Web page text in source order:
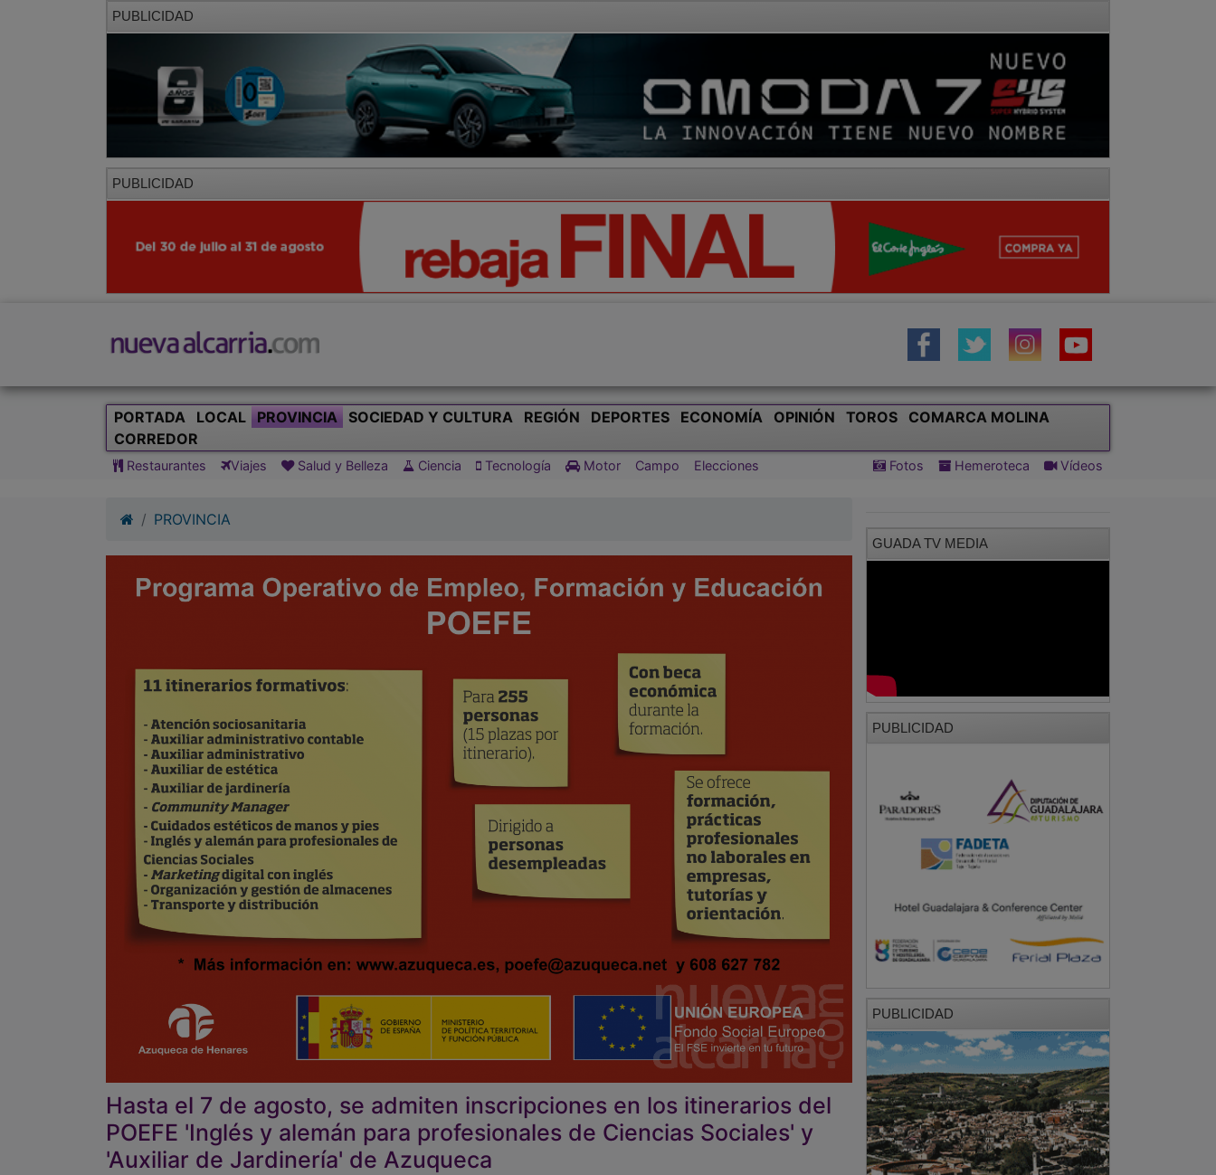
PUBLICIDAD
PUBLICIDAD
PORTADA LOCAL PROVINCIA SOCIEDAD Y CULTURA REGIÓN DEPORTES ECONOMÍA OPINIÓN TOROS
COMARCA MOLINA
CORREDOR
Restaurantes Viajes Salud y Belleza Ciencia Tecnología Motor Campo Elecciones Fotos Hemeroteca Vídeos
PROVINCIA
Hasta el 7 de agosto, se admiten inscripciones en los itinerarios del
POEFE 'Inglés y alemán para profesionales de Ciencias Sociales' y
'Auxiliar de Jardinería' de Azuqueca
GUADA TV MEDIA
PUBLICIDAD
PUBLICIDAD